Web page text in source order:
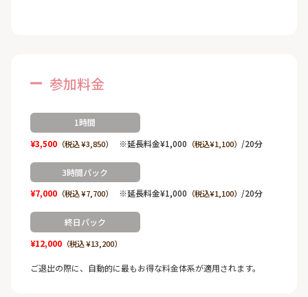
参加料金
1時間
¥3,500（税込 ¥3,850） ※延長料金¥1,000 （税込¥1,100） /20分
3時間パック
¥7,000（税込 ¥7,700） ※延長料金¥1,000 （税込¥1,100） /20分
終日パック
¥12,000（税込 ¥13,200）
ご退出の際に、自動的に最もお得な料金体系が適用されます。